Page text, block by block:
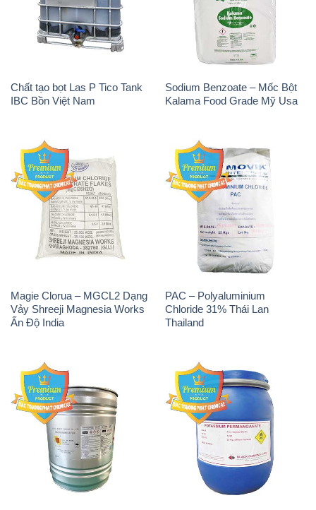
Chất tạo bọt Las P Tico Tank
IBC Bồn Việt Nam
Sodium Benzoate – Mốc Bột
Kalama Food Grade Mỹ Usa
Magie Clorua – MGCL2 Dạng
Vảy Shreeji Magnesia Works
Ấn Độ India
PAC – Polyaluminium
Chloride 31% Thái Lan
Thailand